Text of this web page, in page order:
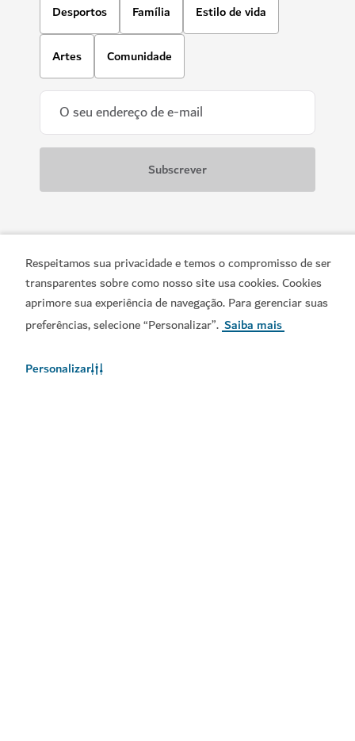
Respeitamos sua privacidade e temos o compromisso de ser
transparentes sobre como nosso site usa cookies. Cookies
aprimore sua experiência de navegação. Para gerenciar suas
preferências, selecione “Personalizar”. Saiba mais
Personalizar
Desportos Família Estilo de vida
Artes Comunidade
Obtenha a App Visit
Obtenha o Calendário do